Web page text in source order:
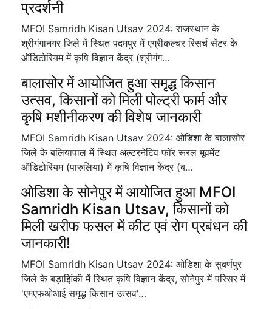
प्रदर्शनी
MFOI Samridh Kisan Utsav 2024: राजस्थान के
श्रीगंगानगर जिले में स्थित पदमपुर में एग्रीकल्चर रिसर्च सेंटर के
ऑडिटोरियम में कृषि विज्ञान केंद्र (श्रीगंग…
बालासोर में आयोजित हुआ समृद्ध किसान
उत्सव, किसानों को मिली पोल्ट्री फार्म और
कृषि मशीनीकरण की विशेष जानकारी
MFOI Samridh Kisan Utsav 2024: ओडिशा के बालासोर
जिले के बलियापाल में स्थित अल्टरनेटिव फॉर रूरल मूवमेंट
ऑडिटोरियम (पारुलिया) में कृषि विज्ञान केंद्र (ब…
ओडिशा के सोनेपुर में आयोजित हुआ MFOI
Samridh Kisan Utsav, किसानों को
मिली खरीफ फसल में कीट एवं रोग प्रबंधन की
जानकारी!
MFOI Samridh Kisan Utsav 2024: ओडिशा के सुबर्णपुर
जिले के बड़ाझिंकी में स्थित कृषि विज्ञान केंद्र, सोनेपुर में परिसर में
'एमएफओआई समृद्ध किसान उत्सव'…